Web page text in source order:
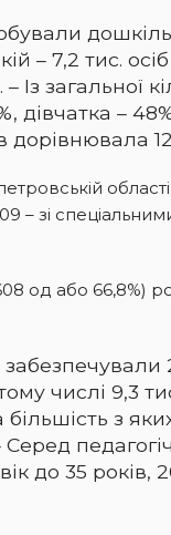
– 7,2 тис. осіб
загальної
дівчатка –
– зі
од або 66,8%)
числі 9,3
з
Серед
до 35 років,